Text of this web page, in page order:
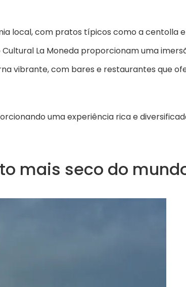
local, com pratos típicos como a centolla
La Moneda proporcionam uma
vibrante, com bares e restaurantes que
uma experiência rica e
mais seco do